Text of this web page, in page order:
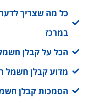
כל מה שצריך
במרכז
הכל על קבלן
מדוע קבלן חשמל
הסמכות קבלן